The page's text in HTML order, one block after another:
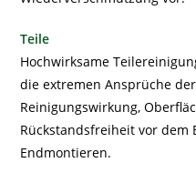
Teile
Hochwirksame
die extremen Ansprüche
Reinigungswirkung,
Rückstandsfreiheit vor dem
Endmontieren.